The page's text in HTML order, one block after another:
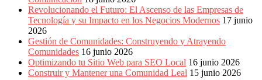
Revolucionando el Futuro: El Ascenso de las Empresas de
Tecnología y su Impacto en los Negocios Modernos 17 junio
2026
Gestión de Comunidades: Construyendo y Atrayendo
Comunidades 16 junio 2026
Optimizando tu Sitio Web para SEO Local 16 junio 2026
Construir y Mantener una Comunidad Leal 15 junio 2026